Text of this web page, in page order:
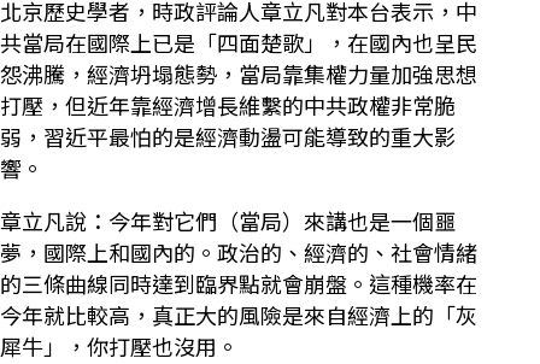
北京歷史學者，時政評論人章立凡對本台表示，中
共當局在國際上已是「四面楚歌」，在國內也呈民
怨沸騰，經濟坍塌態勢，當局靠集權力量加強思想
打壓，但近年靠經濟增長維繫的中共政權非常脆
弱，習近平最怕的是經濟動盪可能導致的重大影
響。
章立凡說：今年對它們（當局）來講也是一個噩
夢，國際上和國內的。政治的、經濟的、社會情緒
的三條曲線同時達到臨界點就會崩盤。這種機率在
今年就比較高，真正大的風險是來自經濟上的「灰
犀牛」，你打壓也沒用。